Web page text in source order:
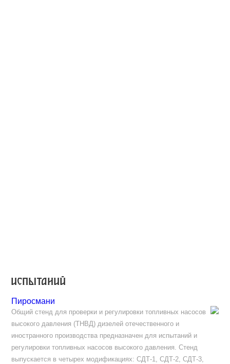
испытаний
Пиросмани
Общий стенд для проверки и регулировки топливных насосов
высокого давления (ТНВД) дизелей отечественного и
иностранного производства предназначен для испытаний и
регулировки топливных насосов высокого давления. Стенд
выпускается в четырех модификациях: СДТ-1, СДТ-2, СДТ-3,